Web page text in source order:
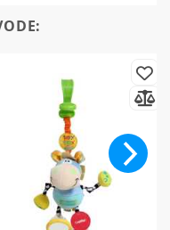
AKIDS HR d.o.o. može
na vašu e-mail adresu te
u roku od 24 sata od prijave.
proizvoda po
za popust ne vrijedi na
Frida, Stokke, Babyzen,
kartica i plaćanja
s aktualnim
ne zbrajaju.Promo kod za